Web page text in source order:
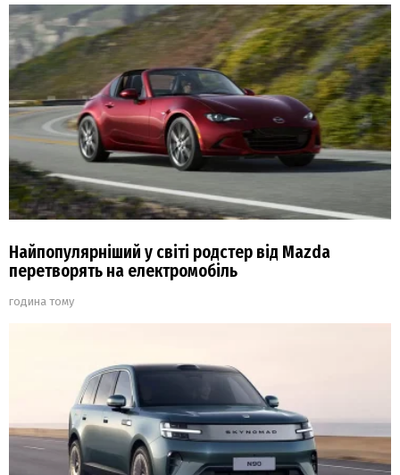
Найпопулярніший у світі родстер від Mazda
перетворять на електромобіль
година тому